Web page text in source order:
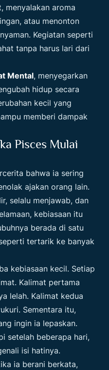
menyalakan aroma
atau menonton
Kegiatan seperti
tanpa harus lari dari
Mental, menyegarkan
hidup secara
kecil yang
memberi dampak
Pisces Mulai
bahwa ia sering
ajakan orang lain.
selalu menjawab, dan
kebiasaan itu
berada di satu
tertarik ke banyak
kebiasaan kecil. Setiap
Kalimat pertama
lelah. Kalimat kedua
Sementara itu,
ingin ia lepaskan.
setelah beberapa hari,
isi hatinya.
ia berani berkata,